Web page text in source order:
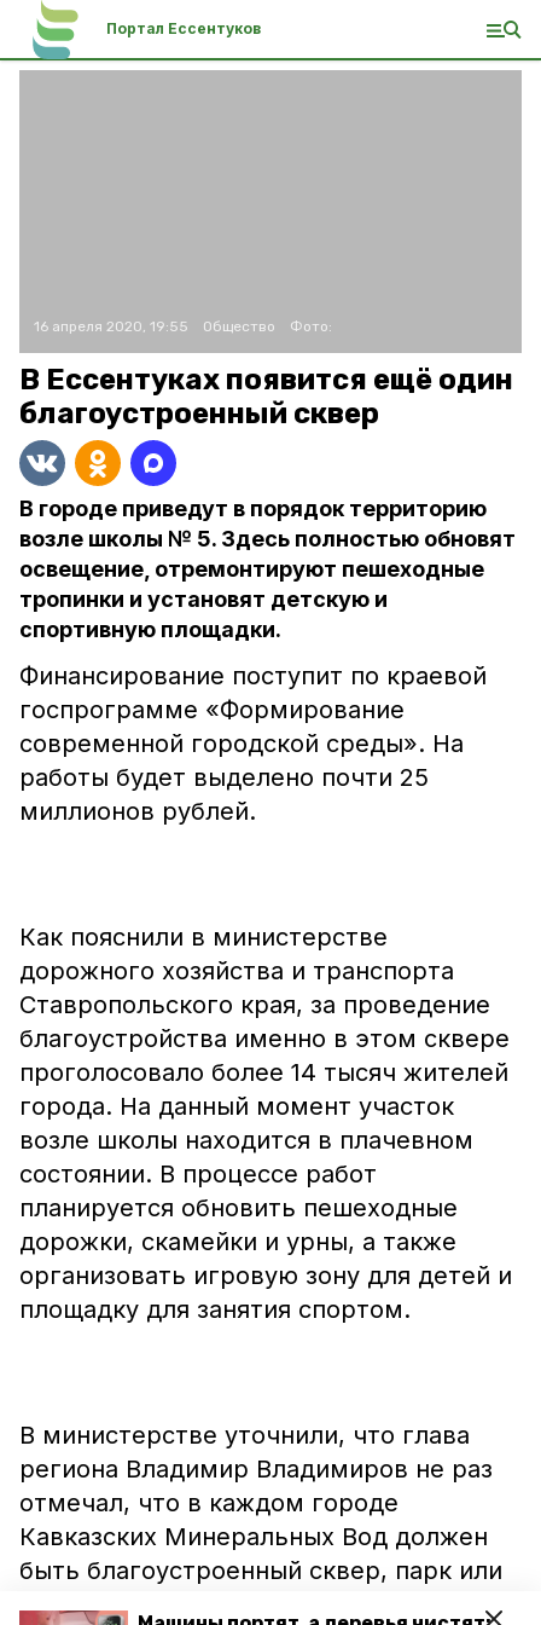
Портал Ессентуков
16 апреля 2020, 19:55 Общество Фото:
В Ессентуках появится ещё один
благоустроенный сквер
В городе приведут в порядок территорию
возле школы № 5. Здесь полностью обновят
освещение, отремонтируют пешеходные
тропинки и установят детскую и
спортивную площадки.
Финансирование поступит по краевой
госпрограмме «Формирование
современной городской среды». На
работы будет выделено почти 25
миллионов рублей.
Как пояснили в министерстве
дорожного хозяйства и транспорта
Ставропольского края, за проведение
благоустройства именно в этом сквере
проголосовало более 14 тысяч жителей
города. На данный момент участок
возле школы находится в плачевном
состоянии. В процессе работ
планируется обновить пешеходные
дорожки, скамейки и урны, а также
организовать игровую зону для детей и
площадку для занятия спортом.
В министерстве уточнили, что глава
региона Владимир Владимиров не раз
отмечал, что в каждом городе
Кавказских Минеральных Вод должен
быть благоустроенный сквер, парк или
другое место для отдыха.